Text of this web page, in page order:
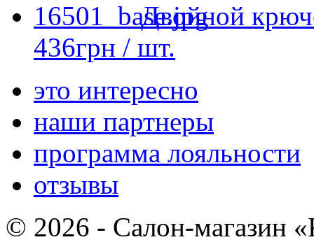
Двойной
436грн / шт.
это интересно
наши партнеры
программа лояльности
отзывы
© 2026 - Салон-магазин